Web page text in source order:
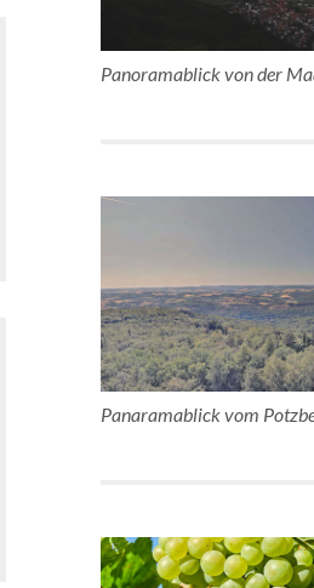
Panoramablick von der
Panaramablick vom